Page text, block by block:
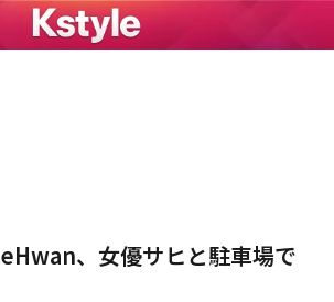
、女優サヒと駐車場で